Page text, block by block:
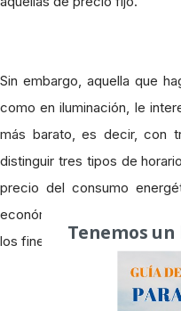
Sin embargo, aquella que
como en iluminación, le
más barato, es decir, con
distinguir tres tipos de
precio del consumo
económicas aquellas que
los fines de semana y los
Tenemos un